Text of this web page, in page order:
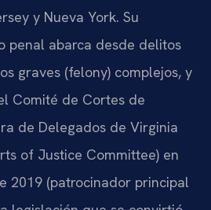
y Nueva York. Su
penal abarca desde delitos
graves (felony) complejos, y
Comité de Cortes de
de Delegados de Virginia
of Justice Committee) en
2019 (patrocinador principal